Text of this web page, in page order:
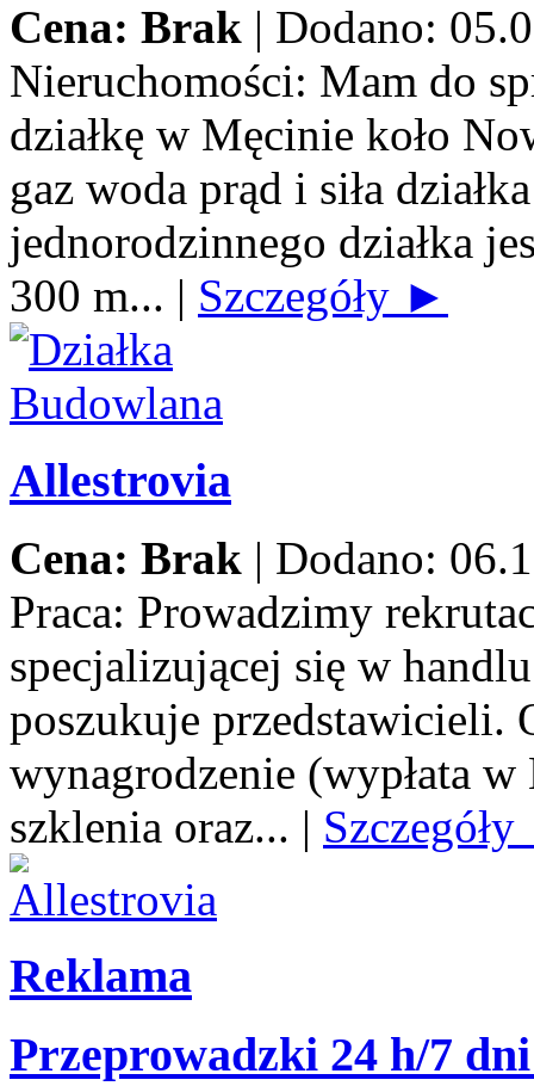
Cena: Brak | Dodano:
Nieruchomości: Mam do
działkę w Męcinie koło
gaz woda prąd i siła
jednorodzinnego działka
300 m... | Szczegóły ►
Allestrovia
Cena: Brak | Dodano:
Praca: Prowadzimy
specjalizującej się w
poszukuje przedstawicieli.
wynagrodzenie (wypłata
szklenia oraz... |
Reklama
Przeprowadzki 24 h/7